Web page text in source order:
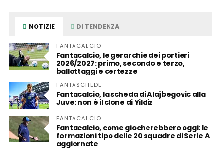
NOTIZIE DI TENDENZA
FANTACALCIO
Fantacalcio, le gerarchie dei portieri
2026/2027: primo, secondo e terzo,
ballottaggi e certezze
FANTASCHEDE
Fantacalcio, la scheda di Alajbegovic alla
Juve: non è il clone di Yildiz
FANTACALCIO
Fantacalcio, come giocherebbero oggi: le
formazioni tipo delle 20 squadre di Serie A
aggiornate